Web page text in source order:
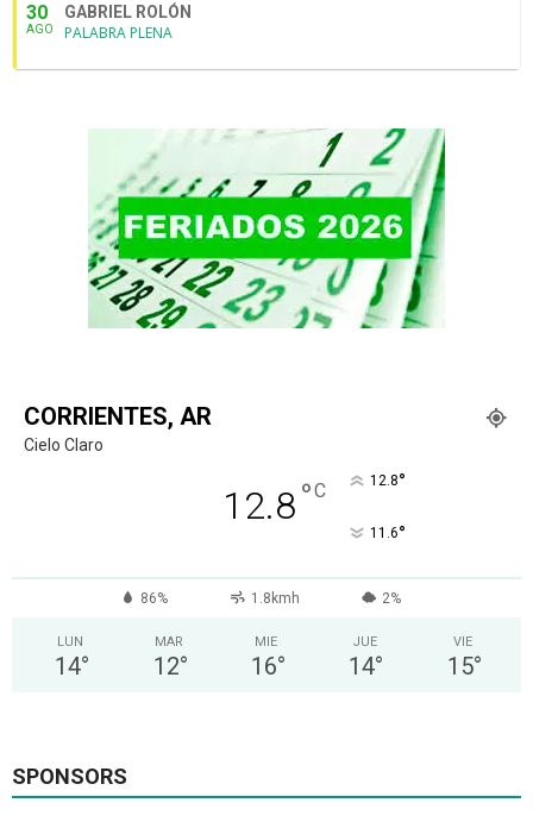
30
AGO
GABRIEL ROLÓN
PALABRA PLENA
CORRIENTES, AR
Cielo Claro
12.8°C 12.8°
11.6°
86% 1.8kmh 2%
LUN
14°
MAR
12°
MIE
16°
JUE
14°
VIE
15°
SPONSORS